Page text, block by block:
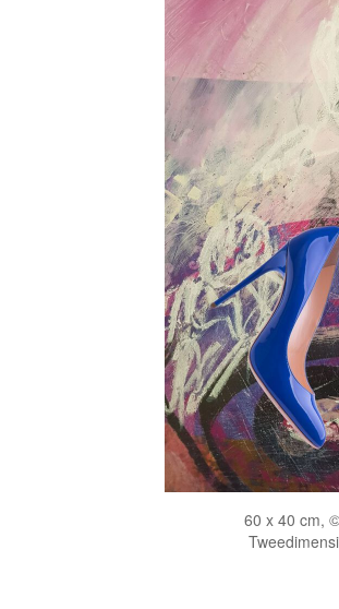
60 x 40 cm,